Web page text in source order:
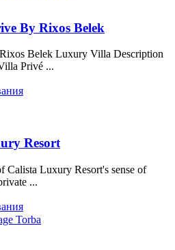
By Rixos Belek
Belek Luxury Villa Description
Privé ...
Resort
Luxury Resort's sense of
...